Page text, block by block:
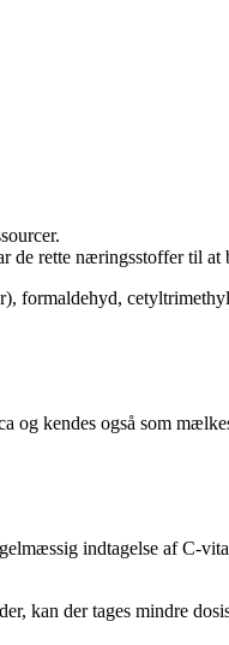
de rette næringsstoffer til at
formaldehyd,
og kendes også som
indtagelse af C-
kan der tages mindre